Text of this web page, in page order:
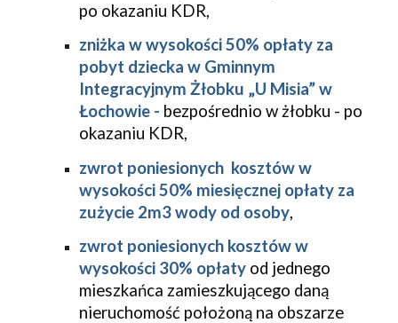
po okazaniu KDR,
zniżka w wysokości 50% opłaty za
pobyt dziecka w Gminnym
Integracyjnym Żłobku „U Misia” w
Łochowie - bezpośrednio w żłobku - po
okazaniu KDR,
zwrot poniesionych kosztów w
wysokości 50% miesięcznej opłaty za
zużycie 2m3 wody od osoby,
zwrot poniesionych kosztów w
wysokości 30% opłaty od jednego
mieszkańca zamieszkującego daną
nieruchomość położoną na obszarze